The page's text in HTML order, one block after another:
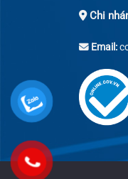
Chi
Email: